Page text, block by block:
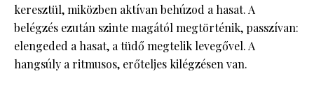
keresztül, miközben aktívan behúzod a hasat. A
belégzés ezután szinte magától megtörténik, passzívan:
elengeded a hasat, a tüdő megtelik levegővel. A
hangsúly a ritmusos, erőteljes kilégzésen van.